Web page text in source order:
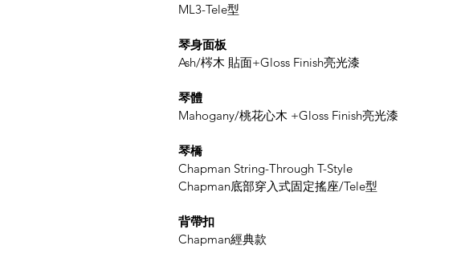
ML3-Tele型
琴身面板
Ash/梣木 貼面+Gloss Finish亮光漆
琴體
Mahogany/桃花心木 +Gloss Finish亮光漆
琴橋
Chapman String-Through T-Style
Chapman底部穿入式固定搖座/Tele型
背帶扣
Chapman經典款